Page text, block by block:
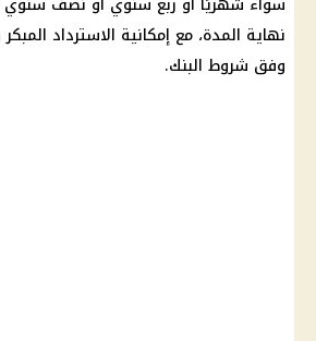
نهاية المدة، مع إمكانية الاسترداد
وفق شروط البنك.